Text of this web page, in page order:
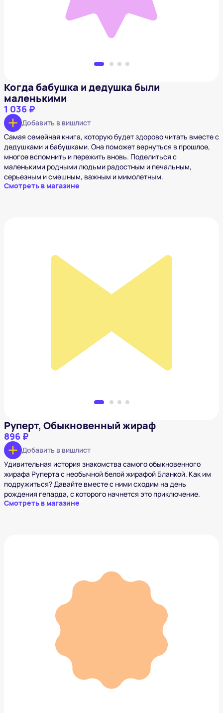
Когда бабушка и дедушка были
маленькими
1 036 ₽
Добавить в вишлист
Самая семейная книга, которую будет здорово читать вместе с
дедушками и бабушками. Она поможет вернуться в прошлое,
многое вспомнить и пережить вновь. Поделиться с
маленькими родными людьми радостным и печальным,
серьезным и смешным, важным и мимолетным.
Смотреть в магазине
Добавить в вишлист
Руперт, Обыкновенный жираф
896 ₽
Добавить в вишлист
Удивительная история знакомства самого обыкновенного
жирафа Руперта с необычной белой жирафой Бланкой. Как им
подружиться? Давайте вместе с ними сходим на день
рождения гепарда, с которого начнется это приключение.
Смотреть в магазине